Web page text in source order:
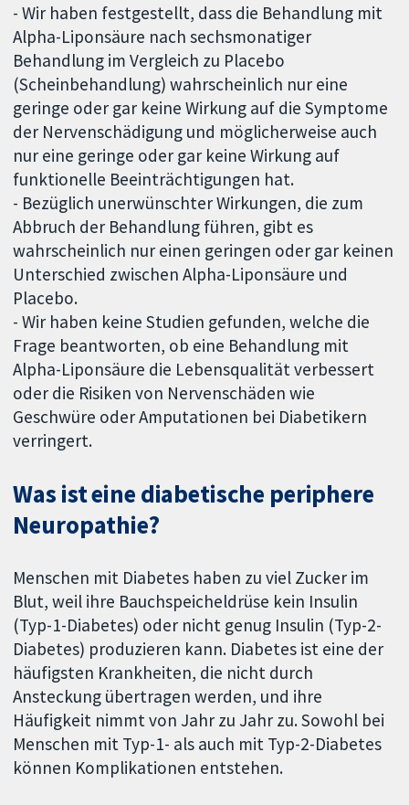
- Wir haben festgestellt, dass die Behandlung mit
Alpha-Liponsäure nach sechsmonatiger
Behandlung im Vergleich zu Placebo
(Scheinbehandlung) wahrscheinlich nur eine
geringe oder gar keine Wirkung auf die Symptome
der Nervenschädigung und möglicherweise auch
nur eine geringe oder gar keine Wirkung auf
funktionelle Beeinträchtigungen hat.
- Bezüglich unerwünschter Wirkungen, die zum
Abbruch der Behandlung führen, gibt es
wahrscheinlich nur einen geringen oder gar keinen
Unterschied zwischen Alpha-Liponsäure und
Placebo.
- Wir haben keine Studien gefunden, welche die
Frage beantworten, ob eine Behandlung mit
Alpha-Liponsäure die Lebensqualität verbessert
oder die Risiken von Nervenschäden wie
Geschwüre oder Amputationen bei Diabetikern
verringert.
Was ist eine diabetische periphere
Neuropathie?
Menschen mit Diabetes haben zu viel Zucker im
Blut, weil ihre Bauchspeicheldrüse kein Insulin
(Typ-1-Diabetes) oder nicht genug Insulin (Typ-2-
Diabetes) produzieren kann. Diabetes ist eine der
häufigsten Krankheiten, die nicht durch
Ansteckung übertragen werden, und ihre
Häufigkeit nimmt von Jahr zu Jahr zu. Sowohl bei
Menschen mit Typ-1- als auch mit Typ-2-Diabetes
können Komplikationen entstehen.